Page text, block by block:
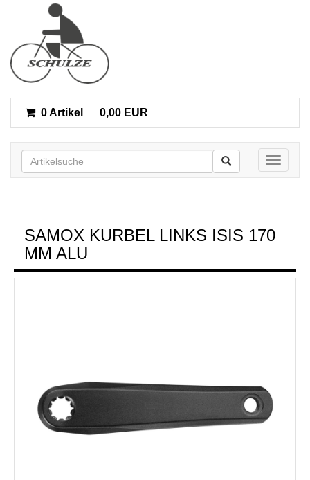
0 Artikel 0,00 EUR
Toggle
SAMOX KURBEL LINKS ISIS 170
MM ALU